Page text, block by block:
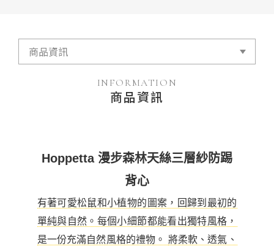
INFORMATION
商品資訊
Hoppetta 漫步森林天絲三層紗防踢
背心
有著可愛松鼠和小植物的圖案，回歸到最初的
單純與自然。每個小細節都能看出獨特風格，
是一份充滿自然風格的禮物。 將柔軟、透氣、